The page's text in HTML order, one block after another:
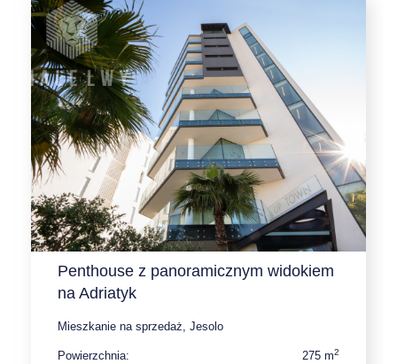
Penthouse z panoramicznym widokiem
na Adriatyk
Mieszkanie na sprzedaż, Jesolo
Powierzchnia: 275 m2